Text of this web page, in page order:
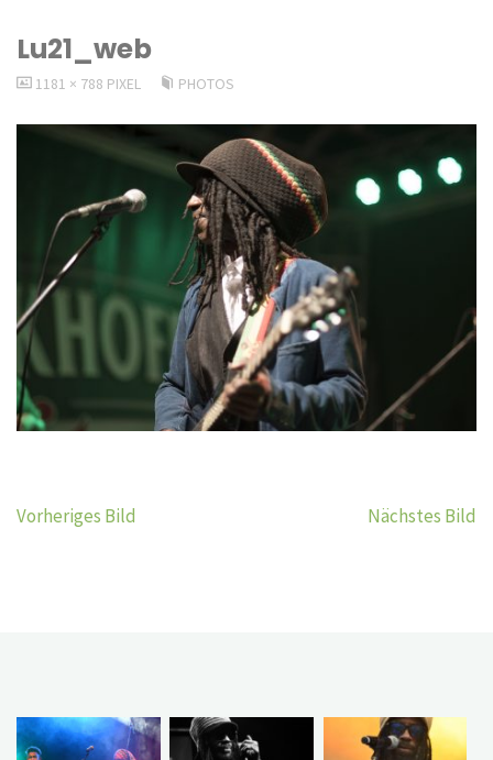
Lu21_web
VOLLSTÄNDIGE
1181 × 788 PIXEL PHOTOS
Vorheriges Bild Nächstes Bild